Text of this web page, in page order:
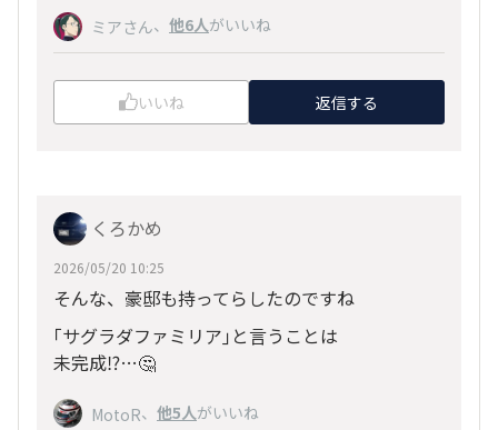
ミアさん、 他6人がいいね
いいね 返信する
くろかめ
2026/05/20 10:25
そんな、豪邸も持ってらしたのですね
｢サグラダファミリア｣と言うことは
未完成⁉️…🤔
MotoR、 他5人がいいね